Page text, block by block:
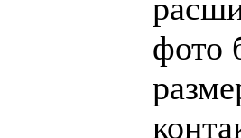
фото